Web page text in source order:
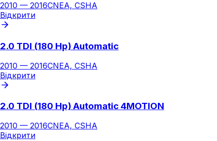
2010 — 2016CNEA, CSHA
Відкрити
2.0 TDI (180 Hp) Automatic
2010 — 2016CNEA, CSHA
Відкрити
2.0 TDI (180 Hp) Automatic 4MOTION
2010 — 2016CNEA, CSHA
Відкрити